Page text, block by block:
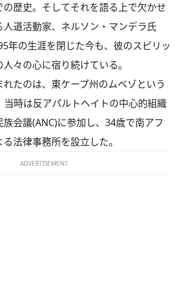
の歴史。そしてそれを語る上で欠かせ
道活動家、ネルソン・マンデラ氏
年の生涯を閉じた今も、彼のスピリッ
々の心に宿り続けている。
たのは、東ケープ州のムベゾという
当時は反アパルトヘイトの中心的組織
会議(ANC)に参加し、34歳で南アフ
法律事務所を設立した。
ADVERTISEMENT